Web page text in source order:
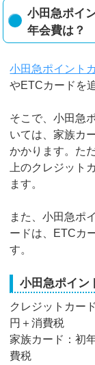
小田急ポイ
年会費は？
小田急ポイント
やETCカードを
そこで、小田急
いては、家族カ
かかります。た
上のクレジット
ます。
また、小田急ポ
ードは、ETCカ
す。
小田急ポイン
クレジットカー
円＋消費税
家族カード：初
費税